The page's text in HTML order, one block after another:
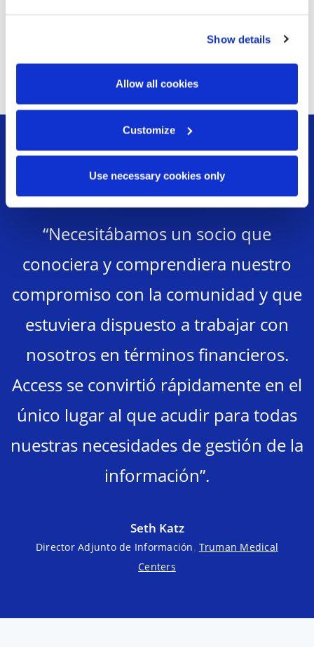
Show details
Allow all cookies
Customize
Use necessary cookies only
“Necesitábamos un socio que
conociera y comprendiera nuestro
compromiso con la comunidad y que
estuviera dispuesto a trabajar con
nosotros en términos financieros.
Access se convirtió rápidamente en el
único lugar al que acudir para todas
nuestras necesidades de gestión de la
información”.
Seth Katz
Director Adjunto de Información, Truman Medical
Centers